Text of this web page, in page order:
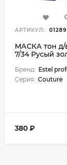
АРТИКУЛ: 01289
МАСКА тон д/
7/34 Русый
Бренд: Estel
Серия: Couture
380 ₽